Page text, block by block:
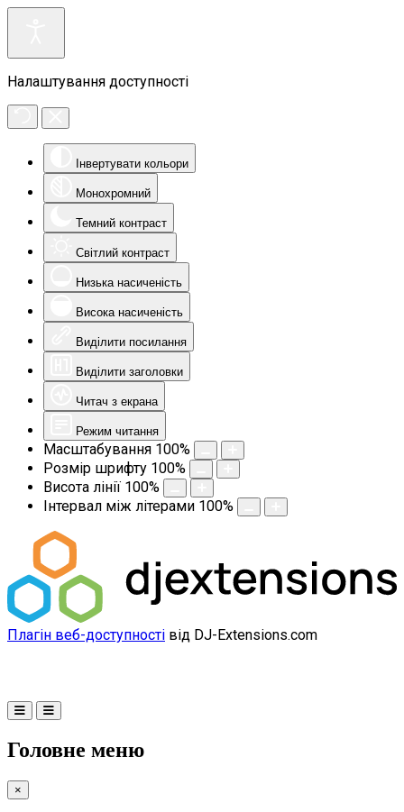
Налаштування доступності
Інвертувати кольори
Монохромний
Темний контраст
Світлий контраст
Низька насиченість
Висока насиченість
Виділити посилання
Виділити заголовки
Читач з екрана
Режим читання
Масштабування 100%
Розмір шрифту 100%
Висота лінії 100%
Інтервал між літерами 100%
Плагін веб-доступності від DJ-Extensions.com
Головне меню
×